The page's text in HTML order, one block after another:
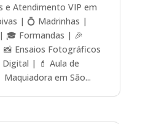
e Atendimento VIP em
| 💍 Madrinhas |
🎓 Formandas | 🎉
Ensaios Fotográficos
| 💄 Aula de
em São...